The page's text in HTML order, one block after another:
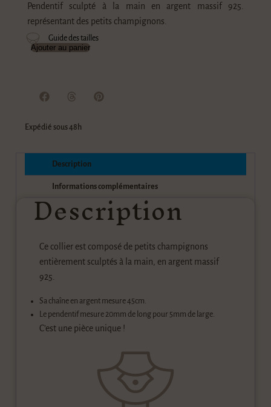
Pendentif sculpté à la main en argent massif 925.
représentant des petits champignons.
Guide des tailles
Ajouter au panier
Expédié sous 48h
Description
Informations complémentaires
Description
Ce collier est composé de petits champignons
entièrement sculptés à la main, en argent massif
925.
Sa chaîne en argent mesure 45cm.
Le pendentif mesure 20mm de long pour 5mm de large.
C’est une pièce unique !